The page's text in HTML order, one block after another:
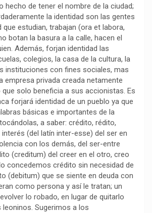
hecho de tener el nombre de la ciudad;
la identidad son las gentes
que estudian, trabajan (ora et labora,
botan la basura a la calle, hacen el
Además, forjan identidad las
colegios, la casa de la cultura, la
instituciones con fines sociales, mas
empresa privada creada netamente
solo beneficia a sus accionistas. Es
forjará identidad de un pueblo ya que
básicas e importantes de la
a saber: crédito, rédito,
interés (del latín inter-esse) del ser en
con los demás, del ser-entre
(creditum) del creer en el otro, creo
concedemos crédito sin necesidad de
(debitum) que se siente en deuda con
como persona y así le tratan; un
lo robado, en lugar de quitarlo
Sugerimos a los